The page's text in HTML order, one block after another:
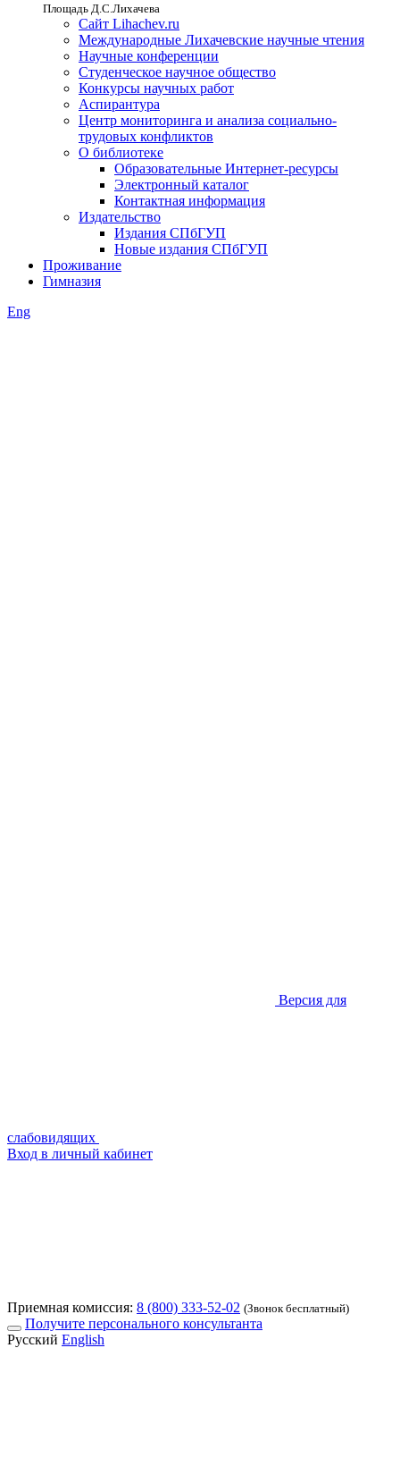
Площадь Д.С.Лихачева
Сайт Lihachev.ru
Международные Лихачевские научные чтения
Научные конференции
Студенческое научное общество
Конкурсы научных работ
Аспирантура
Центр мониторинга и анализа социально-
трудовых конфликтов
О библиотеке
Образовательные Интернет-ресурсы
Электронный каталог
Контактная информация
Издательство
Издания СПбГУП
Новые издания СПбГУП
Проживание
Гимназия
Eng
Версия для
слабовидящих
Вход в личный кабинет
Приемная комиссия: 8 (800) 333-52-02 (Звонок бесплатный)
Получите персонального консультанта
Русский English